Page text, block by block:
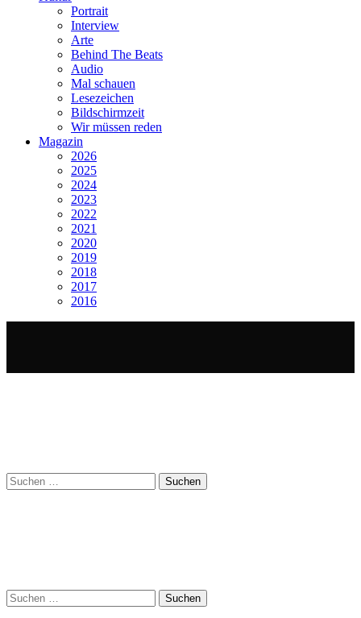
Portrait
Interview
Arte
Behind The Beats
Audio
Mal schauen
Lesezeichen
Bildschirmzeit
Wir müssen reden
Magazin
2026
2025
2024
2023
2022
2021
2020
2019
2018
2017
2016
Suchen
nach:
Suchen
nach: